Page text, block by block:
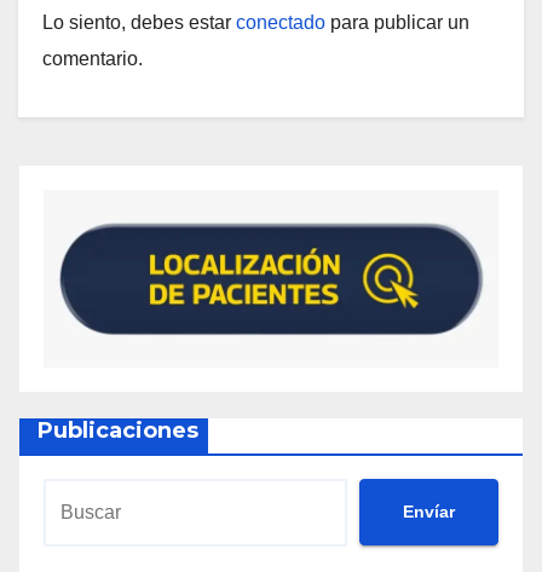
Lo siento, debes estar conectado para publicar un
comentario.
Publicaciones
Envíar